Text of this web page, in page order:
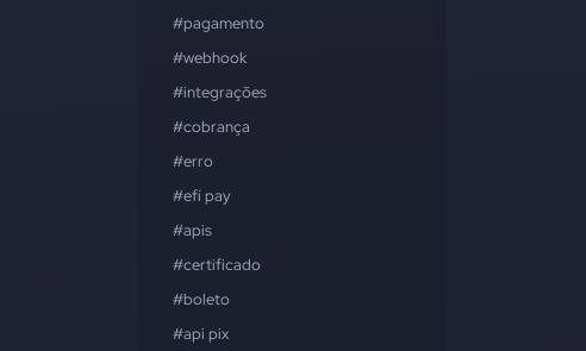
#pagamento
#webhook
#integrações
#cobrança
#erro
#efí pay
#apis
#certificado
#boleto
#api pix